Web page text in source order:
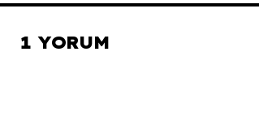
1 YORUM